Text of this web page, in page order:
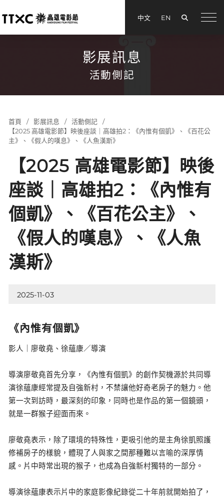
中文 EN
影展訊息
活動側記
首頁 影展訊息
活動側記
【2025 高雄電影節】映後座談｜高雄拍2：《內惟有個凱》、《百花公
主》、《假人的嘆息》、《人魚漢斯》
【2025 高雄電影節】映後
座談｜高雄拍2：《內惟有
個凱》、《百花公主》、
《假人的嘆息》、《人魚
漢斯》
2025-11-03
《內惟有個凱》
影人｜廖敬堯、徐蘊康／導演
導演廖敬堯首先分享，《內惟有個凱》的創作契機源於共同導
演徐蘊康經常提及自強新村，不禁讓他好奇老房子的魅力。他
第一次到訪時，最深刻的印象，同時也是作品的第一個鏡頭，
就是一群猴子迎面而來。
廖敬堯表示，除了環境的特殊性，更吸引他的是主角徐凱照護
修補房子的樣貌，體現了人與家之間那種難以言喻的深厚情
感。片中時常出現的猴子，也成為自強新村獨特的一部分。
導演徐蘊康表示片中的家庭影像紀錄從二十年前就開始拍了，